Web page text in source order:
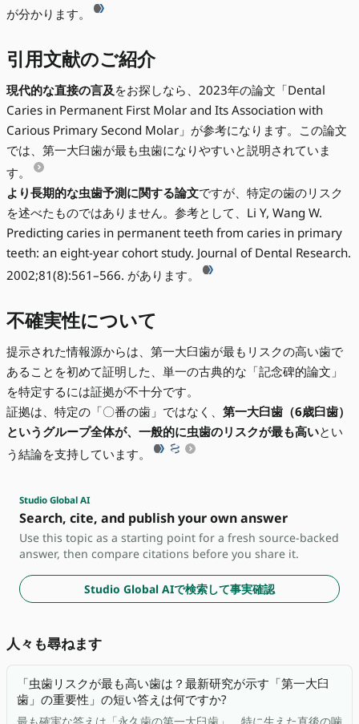
が分かります。
引用文献のご紹介
現代的な直接の言及をお探しなら、2023年の論文「Dental
Caries in Permanent First Molar and Its Association with
Carious Primary Second Molar」が参考になります。この論文
では、第一大臼歯が最も虫歯になりやすいと説明されていま
す。
より長期的な虫歯予測に関する論文ですが、特定の歯のリスク
を述べたものではありません。参考として、Li Y, Wang W.
Predicting caries in permanent teeth from caries in primary
teeth: an eight-year cohort study. Journal of Dental Research.
2002;81(8):561–566. があります。
不確実性について
提示された情報源からは、第一大臼歯が最もリスクの高い歯で
あることを初めて証明した、単一の古典的な「記念碑的論文」
を特定するには証拠が不十分です。
証拠は、特定の「〇番の歯」ではなく、 第一大臼歯（6歳臼歯）
というグループ全体が、一般的に虫歯のリスクが最も高いとい
う結論を支持しています。
Studio Global AI
Search, cite, and publish your own answer
Use this topic as a starting point for a fresh source-backed
answer, then compare citations before you share it.
Studio Global AIで検索して事実確認
人々も尋ねます
「虫歯リスクが最も高い歯は？最新研究が示す「第一大臼
歯」の重要性」の短い答えは何ですか?